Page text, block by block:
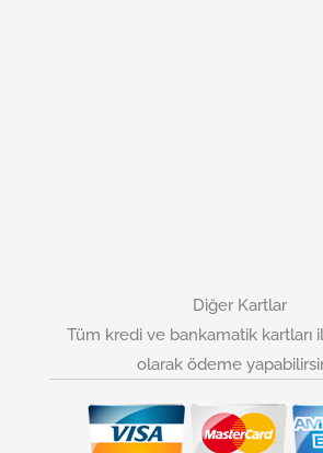
Diğer Kartlar
Tüm kredi ve bankamatik kartları
olarak ödeme